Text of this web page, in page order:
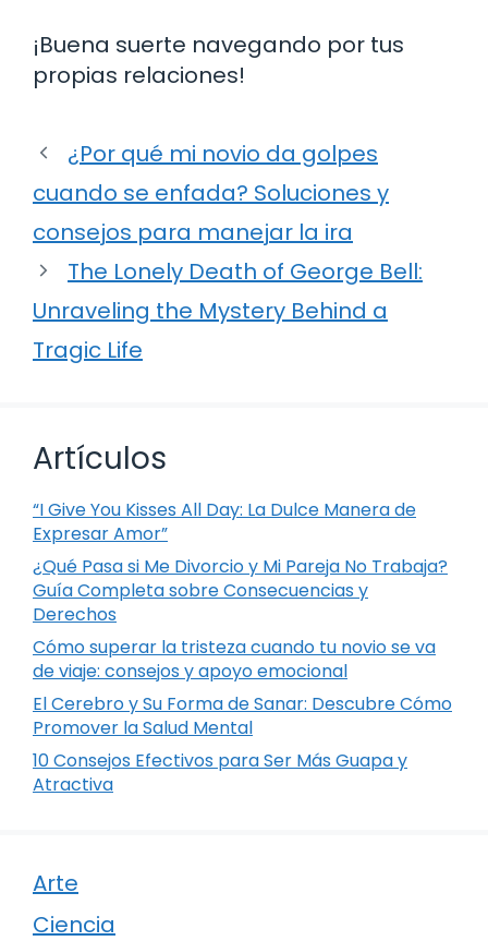
¡Buena suerte navegando por tus
propias relaciones!
¿Por qué mi novio da golpes
cuando se enfada? Soluciones y
consejos para manejar la ira
The Lonely Death of George Bell:
Unraveling the Mystery Behind a
Tragic Life
Artículos
“I Give You Kisses All Day: La Dulce Manera de
Expresar Amor”
¿Qué Pasa si Me Divorcio y Mi Pareja No Trabaja?
Guía Completa sobre Consecuencias y
Derechos
Cómo superar la tristeza cuando tu novio se va
de viaje: consejos y apoyo emocional
El Cerebro y Su Forma de Sanar: Descubre Cómo
Promover la Salud Mental
10 Consejos Efectivos para Ser Más Guapa y
Atractiva
Arte
Ciencia